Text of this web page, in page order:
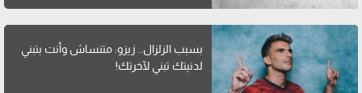
بسبب الزلزال.. زيزو: متنساش وأنت بتبني
لدنيتك تبني لآخرتك!